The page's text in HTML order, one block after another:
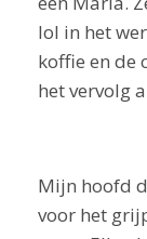
lol in het
koffie en de
het vervolg
Mijn hoofd
voor het